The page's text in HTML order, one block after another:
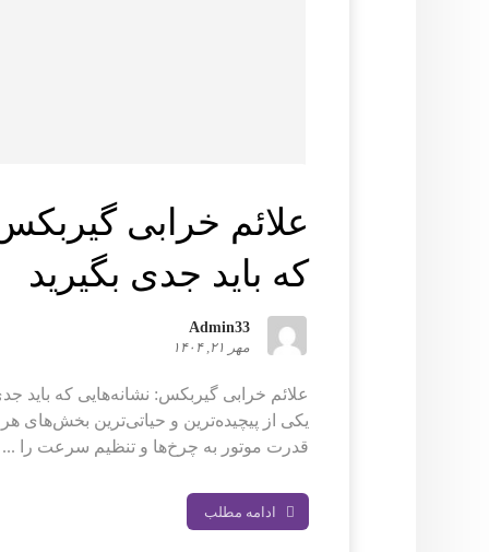
علائم خرابی
که باید جدی بگیرید
Admin33
مهر ۲۱, ۱۴۰۴
علائم خرابی گیربکس: نشانه‌هایی که باید
یکی از پیچیده‌ترین و حیاتی‌ترین بخش‌های
قدرت موتور به چرخ‌ها و تنظیم سرعت را ...
ادامه مطلب